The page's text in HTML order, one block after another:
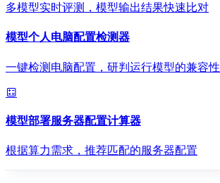
多模型实时评测，模型输出结果快速比对
模型个人电脑配置检测器
一键检测电脑配置，研判运行模型的兼容性
模型部署服务器配置计算器
根据算力需求，推荐匹配的服务器配置